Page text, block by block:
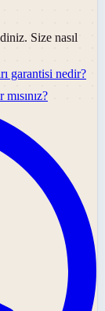
Size nasıl
garantisi nedir?